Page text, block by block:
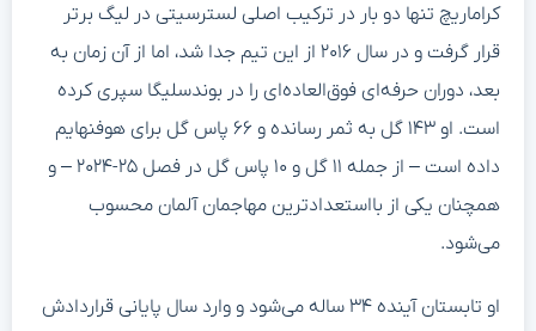
کراماریچ تنها دو بار در ترکیب اصلی لسترسیتی در لیگ برتر
قرار گرفت و در سال ۲۰۱۶ از این تیم جدا شد، اما از آن زمان به
بعد، دوران حرفه‌ای فوق‌العاده‌ای را در بوندسلیگا سپری کرده
است. او ۱۴۳ گل به ثمر رسانده و ۶۶ پاس گل برای هوفنهایم
داده است – از جمله ۱۱ گل و ۱۰ پاس گل در فصل ۲۵-۲۰۲۴ – و
همچنان یکی از بااستعدادترین مهاجمان آلمان محسوب
می‌شود.
او تابستان آینده ۳۴ ساله می‌شود و وارد سال پایانی قراردادش